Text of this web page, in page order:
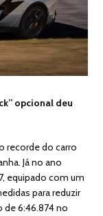
opcional deu
recorde do carro
Já no ano
equipado com um
para reduzir
6:46.874 no